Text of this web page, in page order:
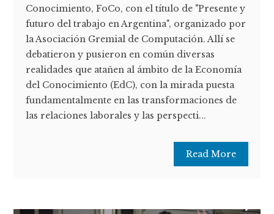
Conocimiento, FoCo, con el título de "Presente y
futuro del trabajo en Argentina", organizado por
la Asociación Gremial de Computación. Allí se
debatieron y pusieron en común diversas
realidades que atañen al ámbito de la Economía
del Conocimiento (EdC), con la mirada puesta
fundamentalmente en las transformaciones de
las relaciones laborales y las perspecti...
Read More